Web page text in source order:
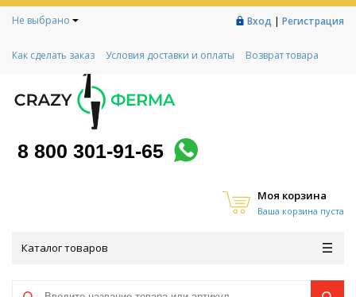
Не выбрано Вход | Регистрация
Как сделать заказ Условия доставки и оплаты
Возврат товара
Контакты
Социальный контракт
Любимая ферма
8 800 301-91-65
Моя корзина
Ваша корзина пуста
Каталог товаров